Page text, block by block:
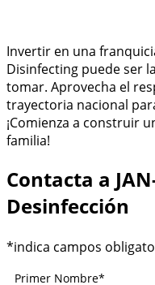
Invertir en una
Disinfecting puede ser
tomar. Aprovecha el
trayectoria nacional
¡Comienza a construir
familia!
Contacta a
Desinfección
*indica campos
Primer Nombre*